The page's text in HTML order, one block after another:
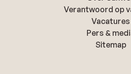
Verantwoord op
Vacatures
Pers &
Sitemap